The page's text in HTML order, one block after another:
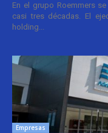
En el grupo Roemmers
casi tres décadas. El
holding...
Empresas